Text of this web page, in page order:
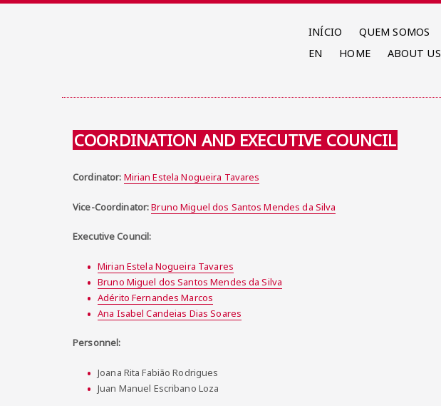
INÍCIO QUEM SOMOS
EN
HOME ABOUT US
COORDINATION AND EXECUTIVE COUNCIL
Cordinator: Mirian Estela Nogueira Tavares
Vice-Coordinator:Bruno Miguel dos Santos Mendes da Silva
Executive Council:
Mirian Estela Nogueira Tavares
Bruno Miguel dos Santos Mendes da Silva
Adérito Fernandes Marcos
Ana Isabel Candeias Dias Soares
Personnel:
Joana Rita Fabião Rodrigues
Juan Manuel Escribano Loza